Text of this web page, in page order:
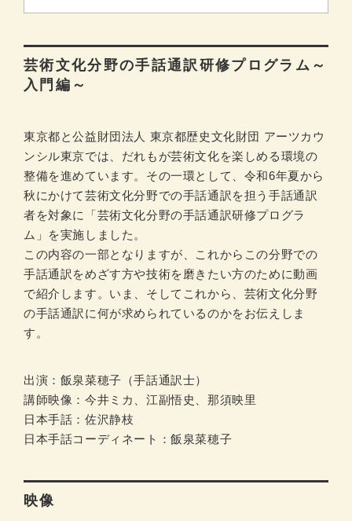
芸術文化分野の手話通訳研修プログラム～
入門編～
東京都と公益財団法人 東京都歴史文化財団 アーツカウ
ンシル東京では、だれもが芸術文化を楽しめる環境の
整備を進めています。その一環として、令和6年夏から
秋にかけて芸術文化分野での手話通訳を担う手話通訳
者を対象に「芸術文化分野の手話通訳研修プログラ
ム」を実施しました。
この内容の一部となりますが、これからこの分野での
手話通訳をめざす方や技術を磨きたい方のために動画
で紹介します。いま、そしてこれから、芸術文化分野
の手話通訳に何が求められているのかをお伝えしま
す。
出演：飯泉菜穂子（手話通訳士）
講師映像：今井ミカ、江副悟史、那須映里
日本手話：佐沢静枝
日本手話コーディネート：飯泉菜穂子
映像